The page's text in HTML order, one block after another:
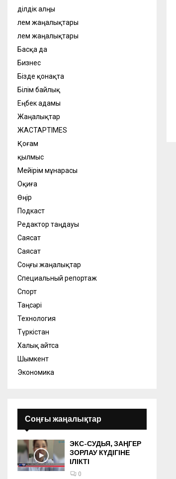
Әділдік алңы
Әлем жаңалықтары
Әлем жаңалықтары
Басқа да
Бизнес
Бізде қонақта
Білім байлық
Еңбек адамы
Жаңалықтар
ЖАСТАРTIMES
Қоғам
қылмыс
Мейірім мұнарасы
Оқиға
Өңір
Подкаст
Редактор таңдауы
Саясат
Саясат
Соңғы жаңалықтар
Специальный репортаж
Спорт
Таңсәрі
Технология
Түркістан
Халық айтса
Шымкент
Экономика
Соңғы жаңалықтар
ЭКС-СУДЬЯ, ЗАҢГЕР
ЗОРЛАУ КҮДІГІНЕ
ІЛІКТІ
0